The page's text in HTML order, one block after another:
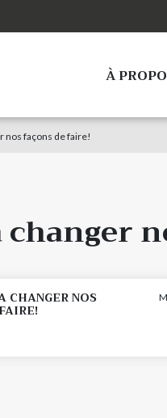
À
nos façons de faire!
changer
CHANGER NOS